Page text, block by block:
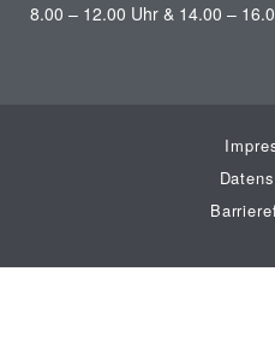
8.00 – 12.00 Uhr & 14.00 –